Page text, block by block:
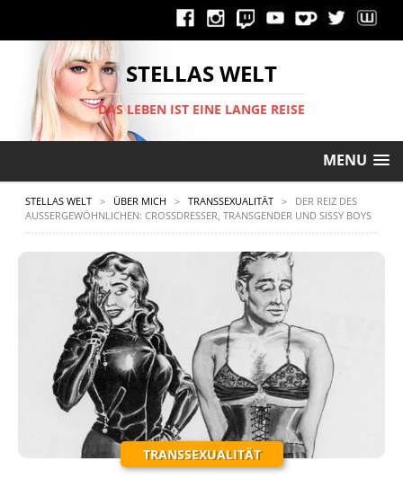
STELLAS WELT
DAS LEBEN IST EINE LANGE REISE
MENU
STELLAS WELT > ÜBER MICH > TRANSSEXUALITÄT > DER REIZ DES
AUSSERGEWÖHNLICHEN: CROSSDRESSER, TRANSGENDER UND SISSY BOYS
TRANSSEXUALITÄT